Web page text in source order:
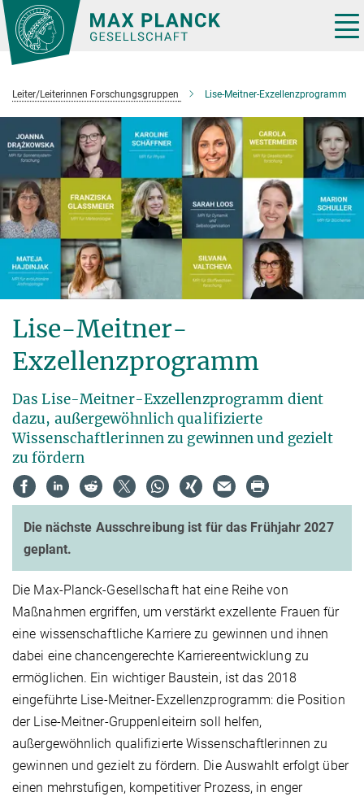
Hauptinhalt
Leiter/Leiterinnen Forschungsgruppen Lise-Meitner-Exzellenzprogramm
Lise-Meitner-
Exzellenzprogramm
Das Lise-Meitner-Exzellenzprogramm dient
dazu, außergewöhnlich qualifizierte
Wissenschaftlerinnen zu gewinnen und gezielt
zu fördern
Die nächste Ausschreibung ist für das Frühjahr 2027
geplant.
Die Max-Planck-Gesellschaft hat eine Reihe von
Maßnahmen ergriffen, um verstärkt exzellente Frauen für
eine wissenschaftliche Karriere zu gewinnen und ihnen
dabei eine chancengerechte Karriereentwicklung zu
ermöglichen. Ein wichtiger Baustein, ist das 2018
eingeführte Lise-Meitner-Exzellenzprogramm: die Position
der Lise-Meitner-Gruppenleiteirn soll helfen,
außergewöhnlich qualifizierte Wissenschaftlerinnen zu
gewinnen und gezielt zu fördern. Die Auswahlt erfolgt über
einen mehrstufigen, kompetitiver Prozess, in enger